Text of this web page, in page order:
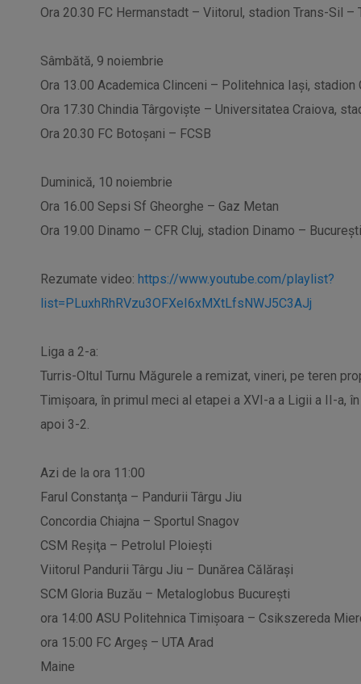
Ora 20.30 FC Hermanstadt – Viitorul, stadion Trans-Sil –
Sâmbătă, 9 noiembrie
Ora 13.00 Academica Clinceni – Politehnica Iași, stadion
Ora 17.30 Chindia Târgoviște – Universitatea Craiova,
Ora 20.30 FC Botoșani – FCSB
Duminică, 10 noiembrie
Ora 16.00 Sepsi Sf Gheorghe – Gaz Metan
Ora 19.00 Dinamo – CFR Cluj, stadion Dinamo – București
Rezumate video: https://www.youtube.com/playlist?
list=PLuxhRhRVzu3OFXeI6xMXtLfsNWJ5C3AJj
Liga a 2-a:
Turris-Oltul Turnu Măgurele a remizat, vineri, pe teren
Timişoara, în primul meci al etapei a XVI-a a Ligii a II-a,
apoi 3-2.
Azi de la ora 11:00
Farul Constanţa – Pandurii Târgu Jiu
Concordia Chiajna – Sportul Snagov
CSM Reşiţa – Petrolul Ploieşti
Viitorul Pandurii Târgu Jiu – Dunărea Călăraşi
SCM Gloria Buzău – Metaloglobus Bucureşti
ora 14:00 ASU Politehnica Timişoara – Csikszereda
ora 15:00 FC Argeş – UTA Arad
Maine